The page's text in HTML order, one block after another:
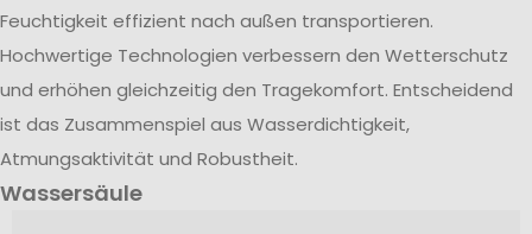
Feuchtigkeit effizient nach außen transportieren.
Hochwertige Technologien verbessern den Wetterschutz
und erhöhen gleichzeitig den Tragekomfort. Entscheidend
ist das Zusammenspiel aus Wasserdichtigkeit,
Atmungsaktivität und Robustheit.
Wassersäule